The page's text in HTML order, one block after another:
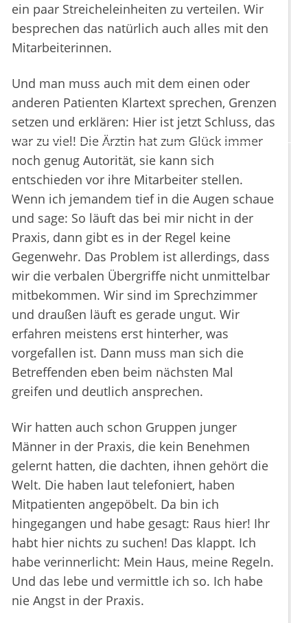
ein paar Streicheleinheiten zu verteilen. Wir
besprechen das natürlich auch alles mit den
Mitarbeiterinnen.
Und man muss auch mit dem einen oder
anderen Patienten Klartext sprechen, Grenzen
setzen und erklären: Hier ist jetzt Schluss, das
war zu viel! Die Ärztin hat zum Glück immer
noch genug Autorität, sie kann sich
entschieden vor ihre Mitarbeiter stellen.
Wenn ich jemandem tief in die Augen schaue
und sage: So läuft das bei mir nicht in der
Praxis, dann gibt es in der Regel keine
Gegenwehr. Das Problem ist allerdings, dass
wir die verbalen Übergriffe nicht unmittelbar
mitbekommen. Wir sind im Sprechzimmer
und draußen läuft es gerade ungut. Wir
erfahren meistens erst hinterher, was
vorgefallen ist. Dann muss man sich die
Betreffenden eben beim nächsten Mal
greifen und deutlich ansprechen.
Wir hatten auch schon Gruppen junger
Männer in der Praxis, die kein Benehmen
gelernt hatten, die dachten, ihnen gehört die
Welt. Die haben laut telefoniert, haben
Mitpatienten angepöbelt. Da bin ich
hingegangen und habe gesagt: Raus hier! Ihr
habt hier nichts zu suchen! Das klappt. Ich
habe verinnerlicht: Mein Haus, meine Regeln.
Und das lebe und vermittle ich so. Ich habe
nie Angst in der Praxis.